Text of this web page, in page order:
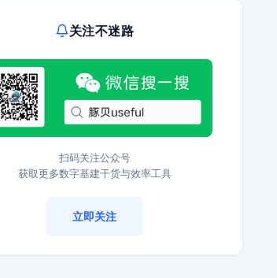
关注不迷路
扫码关注公众号
获取更多数字基建干货与效率工具
立即关注